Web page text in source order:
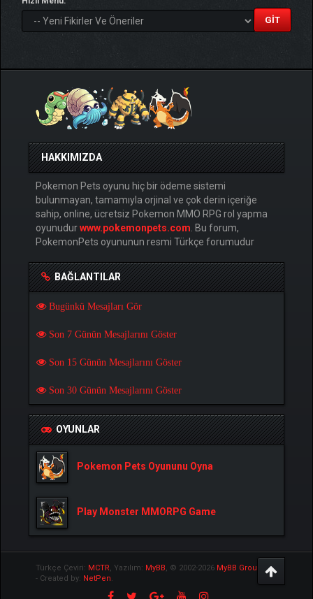
HAKKIMIZDA
Pokemon Pets oyunu hiç bir ödeme sistemi
bulunmayan, tamamıyla orjinal ve çok derin içeriğe
sahip, online, ücretsiz Pokemon MMO RPG rol yapma
oyunudurwww.pokemonpets.com . Bu forum,
PokemonPets oyununun resmi Türkçe forumudur
BAĞLANTILAR
Bugünkü Mesajları Gör
Son 7 Günün Mesajlarını Göster
Son 15 Günün Mesajlarını Göster
Son 30 Günün Mesajlarını Göster
OYUNLAR
Pokemon Pets Oyununu Oyna
Play Monster MMORPG Game
Türkçe Çeviri: MCTR, Yazılım: MyBB, © 2002-2026 MyBB Group
- Created by: NetPen.